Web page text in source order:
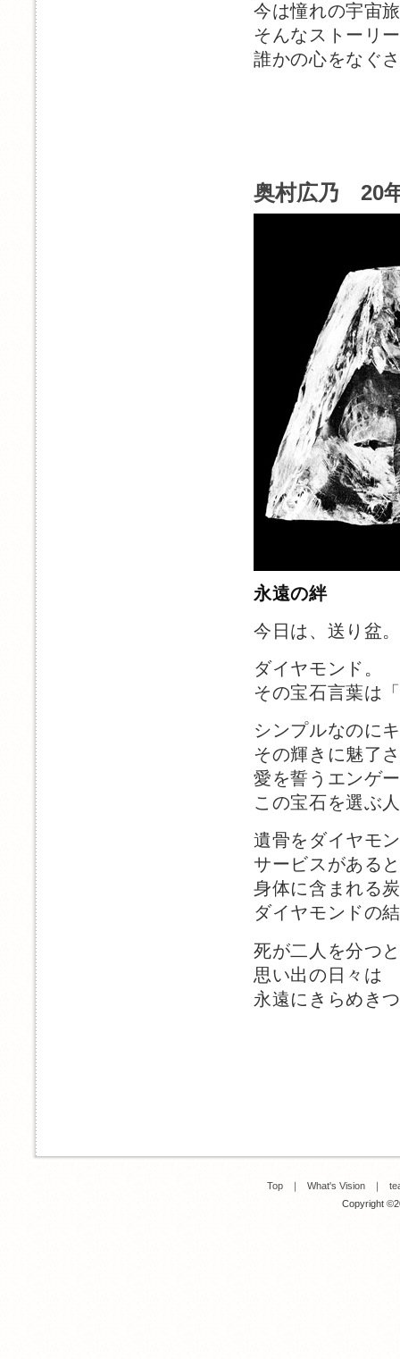
今は憧れの宇宙
そんなストーリ
誰かの心をなぐ
奥村広乃 20
永遠の絆
今日は、送り盆
ダイヤモンド。
その宝石言葉は
シンプルなのに
その輝きに魅了
愛を誓うエンゲ
この宝石を選ぶ
遺骨をダイヤモ
サービスがある
身体に含まれる
ダイヤモンドの
死が二人を分つ
思い出の日々は
永遠にきらめき
Top ｜ What's Vision ｜
Copyright